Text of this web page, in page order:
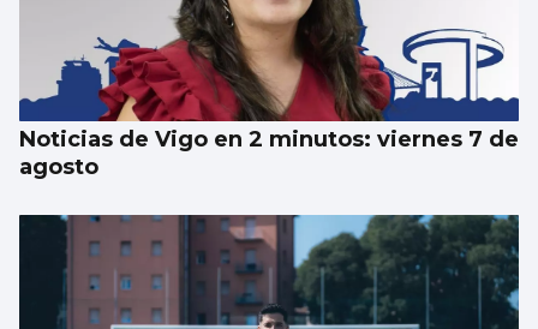
Noticias de Vigo en 2 minutos: viernes 7 de
agosto